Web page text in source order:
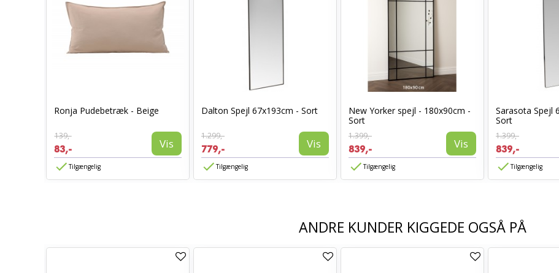
Ronja Pudebetræk - Beige
139,-
83,- Vis
Tilgængelig
Dalton Spejl 67x193cm - Sort
1.299,-
779,- Vis
Tilgængelig
New Yorker spejl - 180x90cm -
Sort
1.399,-
839,- Vis
Tilgængelig
Sarasota Spejl
Sort
1.399,-
839,-
Tilgængelig
ANDRE KUNDER KIGGEDE OGSÅ PÅ